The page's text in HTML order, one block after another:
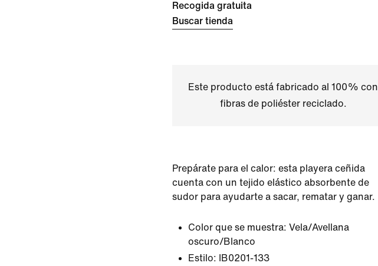
Recogida gratuita
Buscar tienda
Este producto está fabricado al 100% con
fibras de poliéster reciclado.
Prepárate para el calor: esta playera ceñida
cuenta con un tejido elástico absorbente de
sudor para ayudarte a sacar, rematar y ganar.
Color que se muestra: Vela/Avellana
oscuro/Blanco
Estilo:
IB0201-133